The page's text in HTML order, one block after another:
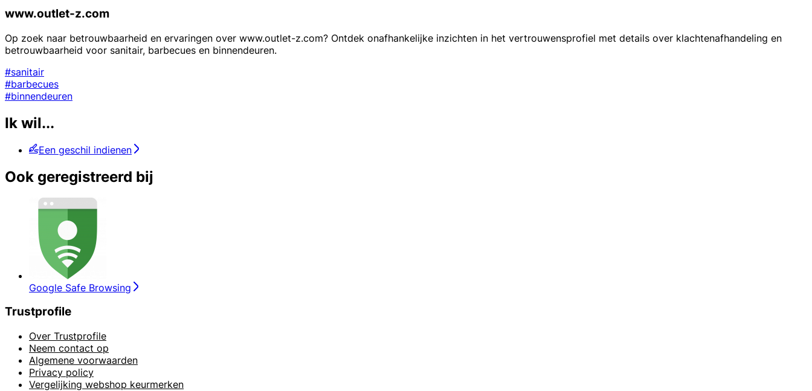
www.outlet-z.com
Op zoek naar betrouwbaarheid en ervaringen over www.outlet-z.com? Ontdek onafhankelijke inzichten in het vertrouwensprofiel met details over klachtenafhandeling en
betrouwbaarheid voor sanitair, barbecues en binnendeuren.
#sanitair
#barbecues
#binnendeuren
Ik wil...
Een geschil indienen
Ook geregistreerd bij
Google Safe Browsing
Trustprofile
Over Trustprofile
Neem contact op
Algemene voorwaarden
Privacy policy
Vergelijking webshop keurmerken